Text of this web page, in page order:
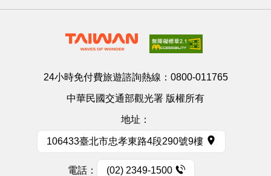
24小時免付費旅遊諮詢熱線： 0800-011765
中華民國交通部觀光署 版權所有
地址：
106433臺北市忠孝東路4段290號9樓
電話： (02) 2349-1500